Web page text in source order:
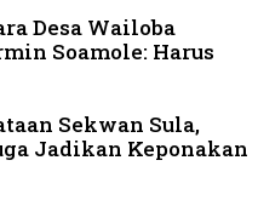
Desa Wailoba
Soamole: Harus
Sekwan Sula,
Jadikan Keponakan